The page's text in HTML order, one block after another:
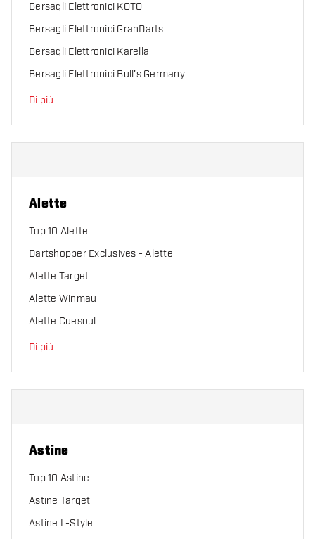
Bersagli Elettronici KOTO
Bersagli Elettronici GranDarts
Bersagli Elettronici Karella
Bersagli Elettronici Bull's Germany
Di più...
Alette
Top 10 Alette
Dartshopper Exclusives - Alette
Alette Target
Alette Winmau
Alette Cuesoul
Di più...
Astine
Top 10 Astine
Astine Target
Astine L-Style